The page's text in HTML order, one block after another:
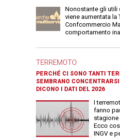
Nonostante gli utili
viene aumentata la
Confcommercio
comportamento
TERREMOTO
PERCHÉ CI SONO TANTI
SEMBRANO CONCENTRARSI
DICONO I DATI DEL 2026
I
fanno
stagione
Ecco
INGV e